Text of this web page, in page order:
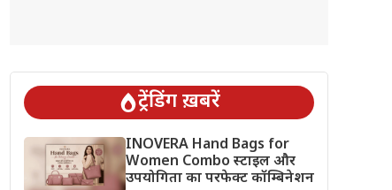
ट्रेंडिंग ख़बरें
INOVERA Hand Bags for
Women Combo स्टाइल और
उपयोगिता का परफेक्ट कॉम्बिनेशन